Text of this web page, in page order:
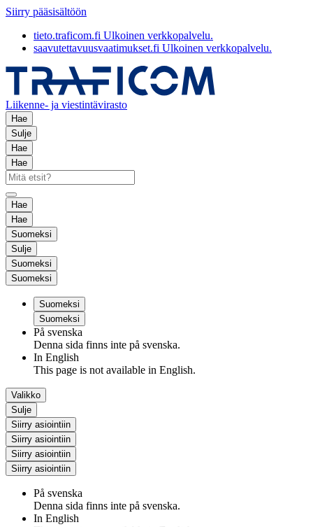
Siirry pääsisältöön
tieto.traficom.fi Ulkoinen verkkopalvelu.
saavutettavuusvaatimukset.fi Ulkoinen verkkopalvelu.
Liikenne- ja viestintävirasto
Hae
Sulje
Hae
Hae
Hae
Hae
Suomeksi
Sulje
Suomeksi
Suomeksi
Suomeksi
Suomeksi
På svenska
Denna sida finns inte på svenska.
In English
This page is not available in English.
Valikko
Sulje
Siirry asiointiin
Siirry asiointiin
Siirry asiointiin
Siirry asiointiin
På svenska
Denna sida finns inte på svenska.
In English